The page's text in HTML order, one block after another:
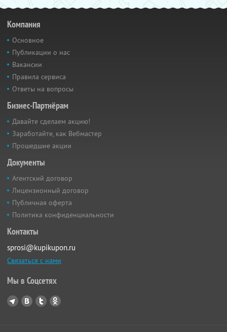
Компания
Основное
Публикации о нас
Вакансии
Правила сервиса
Ответы на вопросы
Бизнес-Партнёрам
Давайте сделаем акцию!
Заработайте, как Вебмастер
Прошедшие акции
Документы
Агентский договор
Лицензионный договор
Публичная оферта
Политика конфиденциальности
Контакты
sprosi@kupikupon.ru
Связаться с нами
Мы в Соцсетях